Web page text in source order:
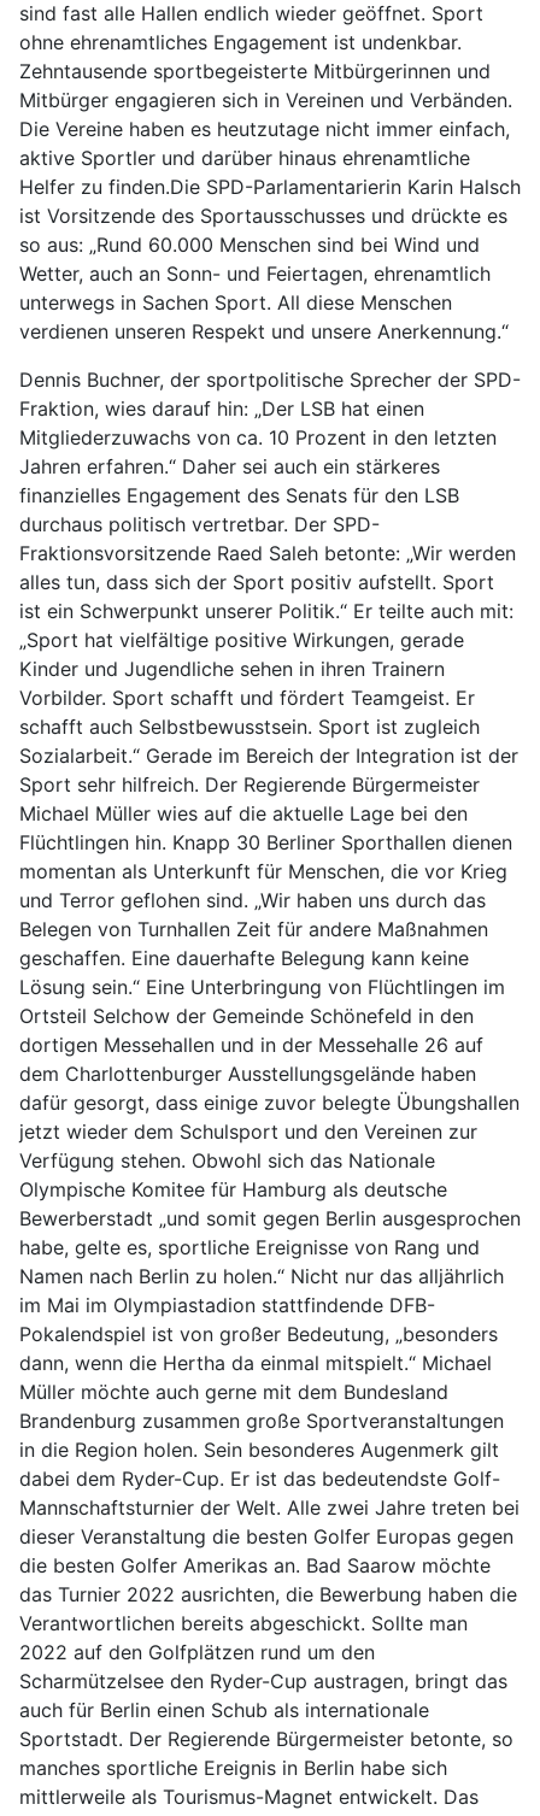
sind fast alle Hallen endlich wieder geöffnet. Sport
ohne ehrenamtliches Engagement ist undenkbar.
Zehntausende sportbegeisterte Mitbürgerinnen und
Mitbürger engagieren sich in Vereinen und Verbänden.
Die Vereine haben es heutzutage nicht immer einfach,
aktive Sportler und darüber hinaus ehrenamtliche
Helfer zu finden.Die SPD-Parlamentarierin Karin Halsch
ist Vorsitzende des Sportausschusses und drückte es
so aus: „Rund 60.000 Menschen sind bei Wind und
Wetter, auch an Sonn- und Feiertagen, ehrenamtlich
unterwegs in Sachen Sport. All diese Menschen
verdienen unseren Respekt und unsere Anerkennung.“
Dennis Buchner, der sportpolitische Sprecher der SPD-
Fraktion, wies darauf hin: „Der LSB hat einen
Mitgliederzuwachs von ca. 10 Prozent in den letzten
Jahren erfahren.“ Daher sei auch ein stärkeres
finanzielles Engagement des Senats für den LSB
durchaus politisch vertretbar. Der SPD-
Fraktionsvorsitzende Raed Saleh betonte: „Wir werden
alles tun, dass sich der Sport positiv aufstellt. Sport
ist ein Schwerpunkt unserer Politik.“ Er teilte auch mit:
„Sport hat vielfältige positive Wirkungen, gerade
Kinder und Jugendliche sehen in ihren Trainern
Vorbilder. Sport schafft und fördert Teamgeist. Er
schafft auch Selbstbewusstsein. Sport ist zugleich
Sozialarbeit.“ Gerade im Bereich der Integration ist der
Sport sehr hilfreich. Der Regierende Bürgermeister
Michael Müller wies auf die aktuelle Lage bei den
Flüchtlingen hin. Knapp 30 Berliner Sporthallen dienen
momentan als Unterkunft für Menschen, die vor Krieg
und Terror geflohen sind. „Wir haben uns durch das
Belegen von Turnhallen Zeit für andere Maßnahmen
geschaffen. Eine dauerhafte Belegung kann keine
Lösung sein.“ Eine Unterbringung von Flüchtlingen im
Ortsteil Selchow der Gemeinde Schönefeld in den
dortigen Messehallen und in der Messehalle 26 auf
dem Charlottenburger Ausstellungsgelände haben
dafür gesorgt, dass einige zuvor belegte Übungshallen
jetzt wieder dem Schulsport und den Vereinen zur
Verfügung stehen. Obwohl sich das Nationale
Olympische Komitee für Hamburg als deutsche
Bewerberstadt „und somit gegen Berlin ausgesprochen
habe, gelte es, sportliche Ereignisse von Rang und
Namen nach Berlin zu holen.“ Nicht nur das alljährlich
im Mai im Olympiastadion stattfindende DFB-
Pokalendspiel ist von großer Bedeutung, „besonders
dann, wenn die Hertha da einmal mitspielt.“ Michael
Müller möchte auch gerne mit dem Bundesland
Brandenburg zusammen große Sportveranstaltungen
in die Region holen. Sein besonderes Augenmerk gilt
dabei dem Ryder-Cup. Er ist das bedeutendste Golf-
Mannschaftsturnier der Welt. Alle zwei Jahre treten bei
dieser Veranstaltung die besten Golfer Europas gegen
die besten Golfer Amerikas an. Bad Saarow möchte
das Turnier 2022 ausrichten, die Bewerbung haben die
Verantwortlichen bereits abgeschickt. Sollte man
2022 auf den Golfplätzen rund um den
Scharmützelsee den Ryder-Cup austragen, bringt das
auch für Berlin einen Schub als internationale
Sportstadt. Der Regierende Bürgermeister betonte, so
manches sportliche Ereignis in Berlin habe sich
mittlerweile als Tourismus-Magnet entwickelt. Das